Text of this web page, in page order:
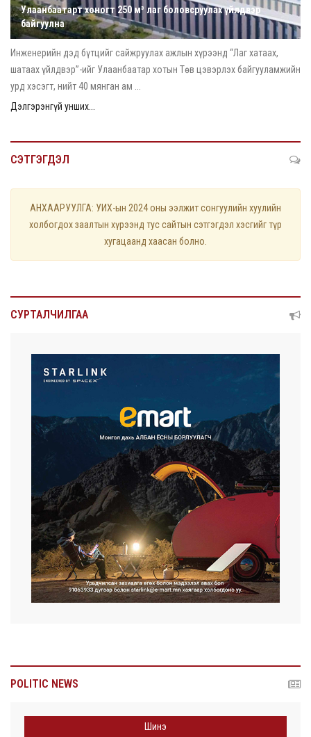
Улаанбаатарт хоногт 250 м³ лаг боловсруулах үйлдвэр
байгуулна
Инженерийн дэд бүтцийг сайжруулах ажлын хүрээнд “Лаг хатаах,
шатаах үйлдвэр”-ийг Улаанбаатар хотын Төв цэвэрлэх байгууламжийн
урд хэсэгт, нийт 40 мянган ам ...
Дэлгэрэнгүй унших...
СЭТГЭГДЭЛ
АНХААРУУЛГА: УИХ-ын 2024 оны ээлжит сонгуулийн хуулийн
холбогдох заалтын хүрээнд тус сайтын сэтгэгдэл хэсгийг түр
хугацаанд хаасан болно.
СУРТАЛЧИЛГАА
POLITIC NEWS
Шинэ